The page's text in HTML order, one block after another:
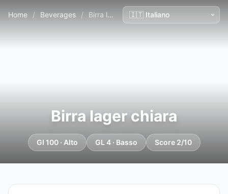
Home / Beverages / Birra lager chiara
Birra lager chiara
GI 100 · Alto GL 4 · Basso Score 2/10